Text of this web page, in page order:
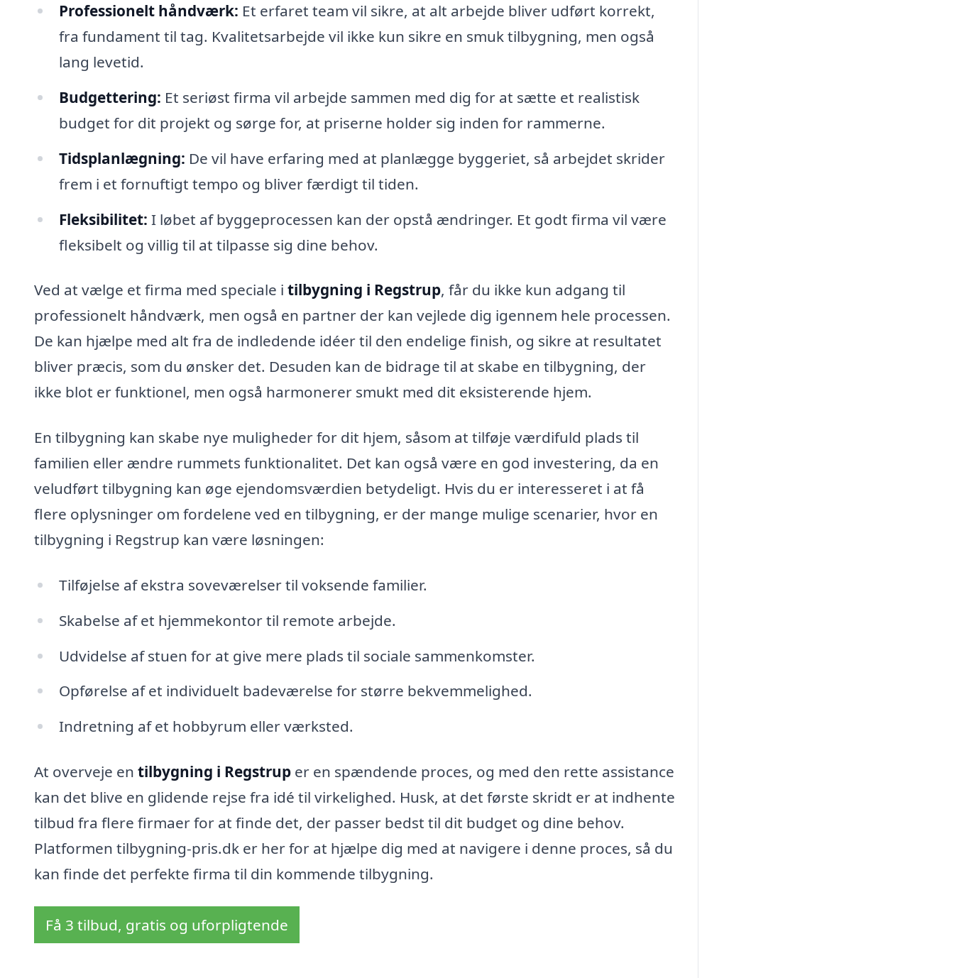
Professionelt håndværk: Et erfaret team vil sikre, at alt arbejde bliver udført korrekt,
fra fundament til tag. Kvalitetsarbejde vil ikke kun sikre en smuk tilbygning, men også
lang levetid.
Budgettering: Et seriøst firma vil arbejde sammen med dig for at sætte et realistisk
budget for dit projekt og sørge for, at priserne holder sig inden for rammerne.
Tidsplanlægning: De vil have erfaring med at planlægge byggeriet, så arbejdet skrider
frem i et fornuftigt tempo og bliver færdigt til tiden.
Fleksibilitet: I løbet af byggeprocessen kan der opstå ændringer. Et godt firma vil være
fleksibelt og villig til at tilpasse sig dine behov.
Ved at vælge et firma med speciale i tilbygning i Regstrup, får du ikke kun adgang til
professionelt håndværk, men også en partner der kan vejlede dig igennem hele processen.
De kan hjælpe med alt fra de indledende idéer til den endelige finish, og sikre at resultatet
bliver præcis, som du ønsker det. Desuden kan de bidrage til at skabe en tilbygning, der
ikke blot er funktionel, men også harmonerer smukt med dit eksisterende hjem.
En tilbygning kan skabe nye muligheder for dit hjem, såsom at tilføje værdifuld plads til
familien eller ændre rummets funktionalitet. Det kan også være en god investering, da en
veludført tilbygning kan øge ejendomsværdien betydeligt. Hvis du er interesseret i at få
flere oplysninger om fordelene ved en tilbygning, er der mange mulige scenarier, hvor en
tilbygning i Regstrup kan være løsningen:
Tilføjelse af ekstra soveværelser til voksende familier.
Skabelse af et hjemmekontor til remote arbejde.
Udvidelse af stuen for at give mere plads til sociale sammenkomster.
Opførelse af et individuelt badeværelse for større bekvemmelighed.
Indretning af et hobbyrum eller værksted.
At overveje en tilbygning i Regstrup er en spændende proces, og med den rette assistance
kan det blive en glidende rejse fra idé til virkelighed. Husk, at det første skridt er at indhente
tilbud fra flere firmaer for at finde det, der passer bedst til dit budget og dine behov.
Platformen tilbygning-pris.dk er her for at hjælpe dig med at navigere i denne proces, så du
kan finde det perfekte firma til din kommende tilbygning.
Få 3 tilbud, gratis og uforpligtende